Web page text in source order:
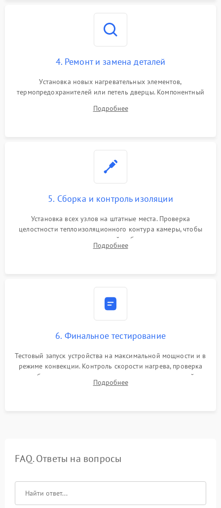
4. Ремонт и замена деталей
Установка новых нагревательных элементов,
термопредохранителей или петель дверцы. Компонентный
выгоревших реле, восстановление контактов и замена
Подробнее
5. Сборка и контроль изоляции
Установка всех узлов на штатные места. Проверка
целостности теплоизоляционного контура камеры, чтобы
исключить перегрев кухонной мебели и потерю тепла.
Надежная фиксация клемм и сборка корпуса шкафа.
Подробнее
6. Финальное тестирование
Тестовый запуск устройства на максимальной мощности и в
режиме конвекции. Контроль скорости нагрева, проверка
срабатывания термостата при достижении заданной
температуры и тест на отсутствие утечек тока.
Подробнее
FAQ. Ответы на вопросы